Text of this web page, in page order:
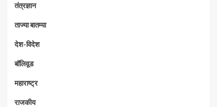
तंत्रज्ञान
ताज्या बातम्या
देश-विदेश
बॉलिवूड
महाराष्ट्र
राजकीय